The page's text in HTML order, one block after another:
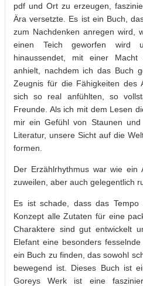
pdf und Ort zu erzeugen,
Ära versetzte. Es ist ein Buch,
zum Nachdenken anregen wird,
einen Teich geworfen
hinaussendet, mit einer
anhielt, nachdem ich das Buch
Zeugnis für die Fähigkeiten des
sich so real anfühlten, so
Freunde. Als ich mit dem Lesen
mir ein Gefühl von Staunen
Literatur, unsere Sicht auf die
formen.
Der Erzählrhythmus war wie ein
zuweilen, aber auch gelegentlich
Es ist schade, dass das
Konzept alle Zutaten für eine
Charaktere sind gut entwickelt
Elefant eine besonders
ein Buch zu finden, das sowohl
bewegend ist. Dieses Buch ist
Goreys Werk ist eine